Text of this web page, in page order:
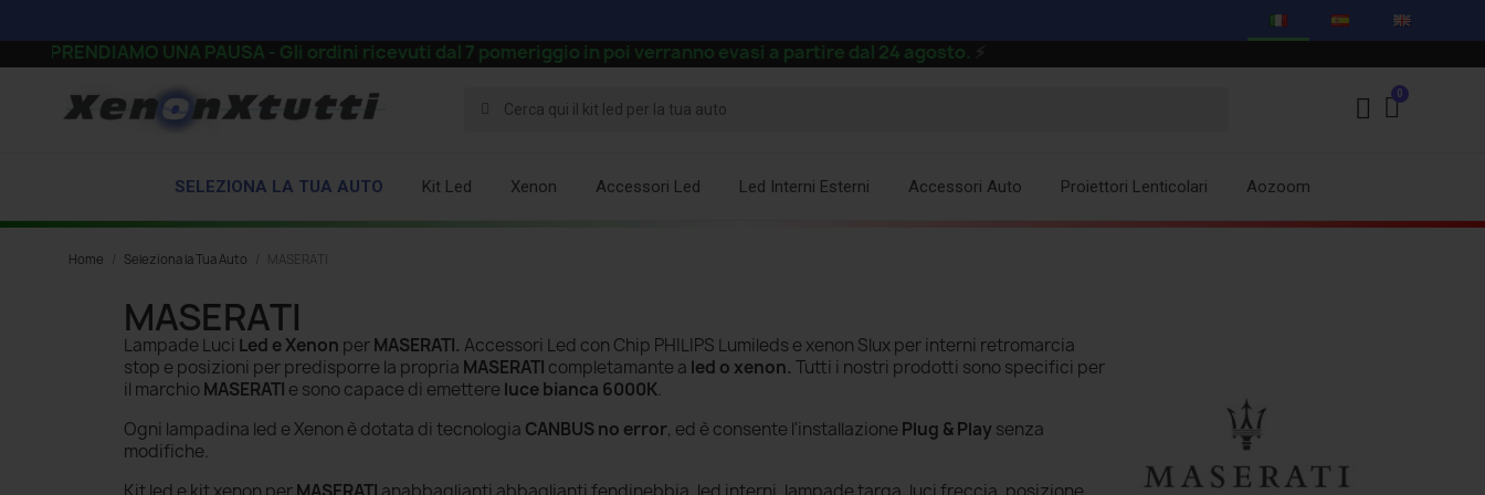
PRENDIAMO UNA PAUSA - Gli ordini ricevuti dal 7 pomeriggio in poi verranno evasi a partire dal 24 agosto.⚡
SELEZIONA LA TUA AUTO Kit Led Xenon Accessori Led Led Interni Esterni Accessori Auto Proiettori Lenticolari Aozoom
Home Seleziona la Tua Auto MASERATI
MASERATI
Lampade Luci Led e Xenon perMASERATI. Accessori Led con Chip PHILIPS Lumileds e xenon Slux per interni retromarcia
stop e posizioni per predisporre la propria MASERATI completamante a led o xenon. Tutti i nostri prodotti sono specifici per
il marchioMASERATI e sono capace di emettere luce bianca 6000K.
Ogni lampadina led e Xenon è dotata di tecnologia CANBUS no error, ed è consente l'installazione Plug & Playsenza
modifiche.